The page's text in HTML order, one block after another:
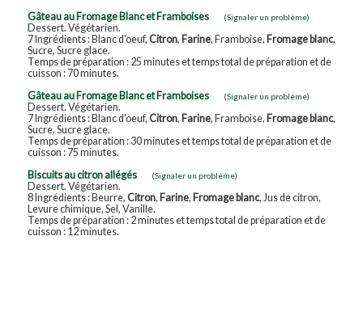
Gâteau au Fromage Blanc et Framboises
(Signaler un problème)
Dessert. Végétarien.
7 Ingrédients : Blanc d'oeuf, Citron, Farine, Framboise, Fromage blanc,
Sucre, Sucre glace.
Temps de préparation : 25 minutes et temps total de préparation et de
cuisson : 70 minutes.
Gâteau au Fromage Blanc et Framboises
(Signaler un problème)
Dessert. Végétarien.
7 Ingrédients : Blanc d'oeuf, Citron, Farine, Framboise, Fromage blanc,
Sucre, Sucre glace.
Temps de préparation : 30 minutes et temps total de préparation et de
cuisson : 75 minutes.
Biscuits au citron allégés
(Signaler un problème)
Dessert. Végétarien.
8 Ingrédients : Beurre, Citron, Farine, Fromage blanc, Jus de citron,
Levure chimique, Sel, Vanille.
Temps de préparation : 2 minutes et temps total de préparation et de
cuisson : 12 minutes.